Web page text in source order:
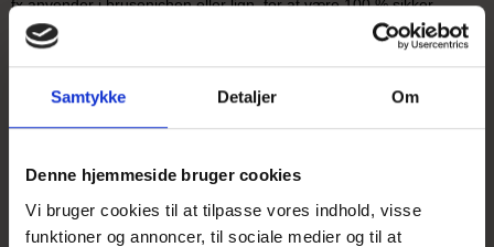
Samtykke Detaljer Om
Denne hjemmeside bruger cookies
Vi bruger cookies til at tilpasse vores indhold, visse
funktioner og annoncer, til sociale medier og til at
fx anvender i brusenichen eller lign. for at være 100 % sikker.
Ved udendørs brug bør krukkerne bestilles MED drænhuller i